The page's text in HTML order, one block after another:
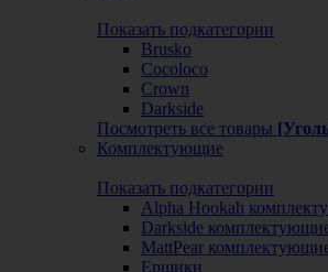
Показать подкатегории
Brusko
Cocoloco
Crown
Darkside
Посмотреть все товары
Комплектующие
Показать подкатегории
Alpha Hookah
Darkside
MattPear
Ершики